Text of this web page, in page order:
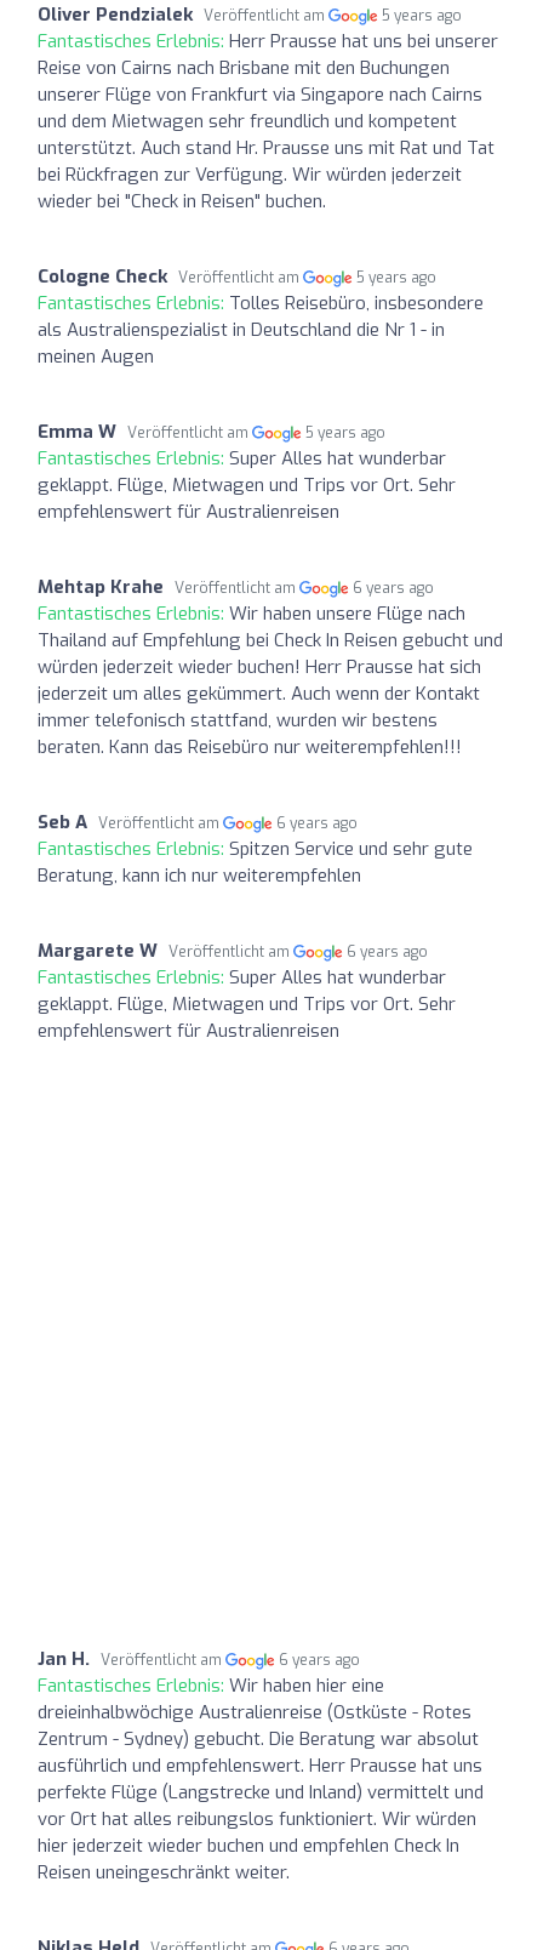
Oliver Pendzialek Veröffentlicht am 5 years ago
Fantastisches Erlebnis: Herr Prausse hat uns bei unserer
Reise von Cairns nach Brisbane mit den Buchungen
unserer Flüge von Frankfurt via Singapore nach Cairns
und dem Mietwagen sehr freundlich und kompetent
unterstützt. Auch stand Hr. Prausse uns mit Rat und Tat
bei Rückfragen zur Verfügung. Wir würden jederzeit
wieder bei "Check in Reisen" buchen.
Cologne Check Veröffentlicht am 5 years ago
Fantastisches Erlebnis: Tolles Reisebüro, insbesondere
als Australienspezialist in Deutschland die Nr 1 - in
meinen Augen
Emma W Veröffentlicht am 5 years ago
Fantastisches Erlebnis: Super Alles hat wunderbar
geklappt. Flüge, Mietwagen und Trips vor Ort. Sehr
empfehlenswert für Australienreisen
Mehtap Krahe Veröffentlicht am 6 years ago
Fantastisches Erlebnis: Wir haben unsere Flüge nach
Thailand auf Empfehlung bei Check In Reisen gebucht und
würden jederzeit wieder buchen! Herr Prausse hat sich
jederzeit um alles gekümmert. Auch wenn der Kontakt
immer telefonisch stattfand, wurden wir bestens
beraten. Kann das Reisebüro nur weiterempfehlen!!!
Seb A Veröffentlicht am 6 years ago
Fantastisches Erlebnis: Spitzen Service und sehr gute
Beratung, kann ich nur weiterempfehlen
Margarete W Veröffentlicht am 6 years ago
Fantastisches Erlebnis: Super Alles hat wunderbar
geklappt. Flüge, Mietwagen und Trips vor Ort. Sehr
empfehlenswert für Australienreisen
Jan H. Veröffentlicht am 6 years ago
Fantastisches Erlebnis: Wir haben hier eine
dreieinhalbwöchige Australienreise (Ostküste - Rotes
Zentrum - Sydney) gebucht. Die Beratung war absolut
ausführlich und empfehlenswert. Herr Prausse hat uns
perfekte Flüge (Langstrecke und Inland) vermittelt und
vor Ort hat alles reibungslos funktioniert. Wir würden
hier jederzeit wieder buchen und empfehlen Check In
Reisen uneingeschränkt weiter.